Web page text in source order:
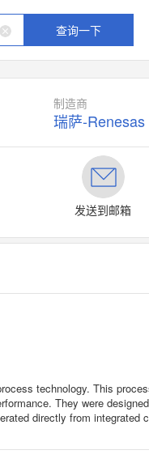
查询一下
制造商
瑞萨-Renesas
发送到邮箱
technology. This
They were
directly from integrated